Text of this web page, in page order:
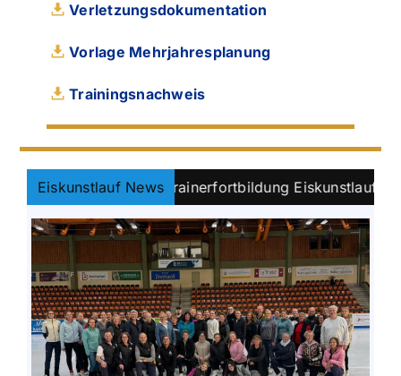
Verletzungsdokumentation
Vorlage Mehrjahresplanung
Trainingsnachweis
Eiskunstlauf NewsTrainerfortbildung Eiskunstlauf in